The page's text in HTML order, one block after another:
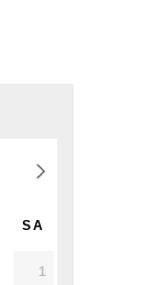
SA
1